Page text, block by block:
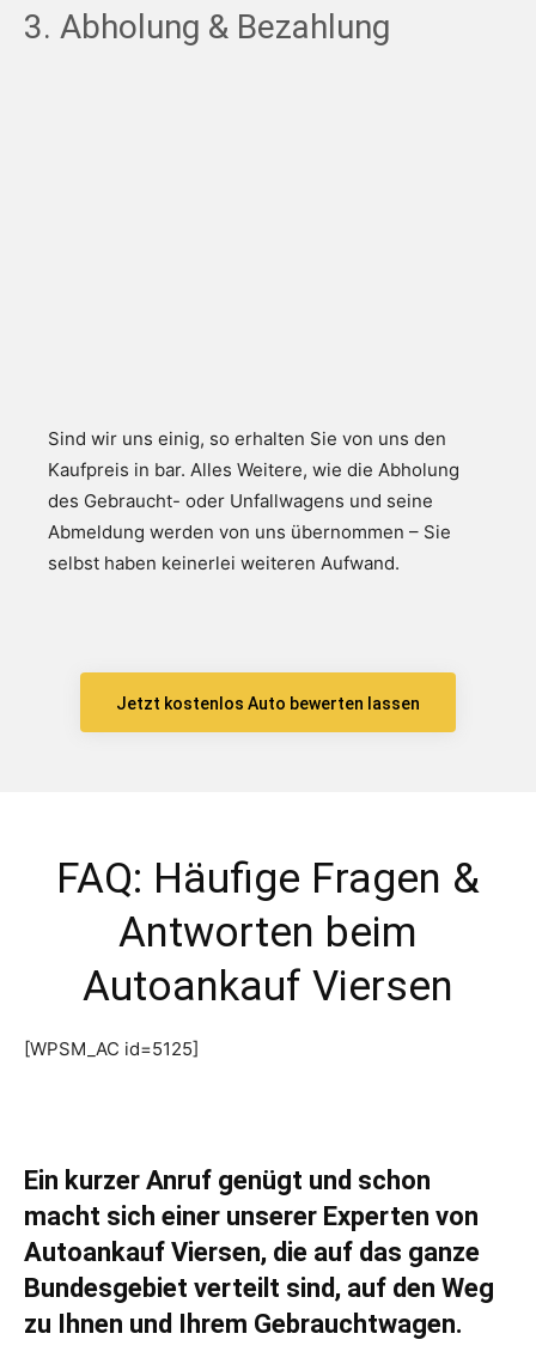
3. Abholung & Bezahlung
Sind wir uns einig, so erhalten Sie von uns den
Kaufpreis in bar. Alles Weitere, wie die Abholung
des Gebraucht- oder Unfallwagens und seine
Abmeldung werden von uns übernommen – Sie
selbst haben keinerlei weiteren Aufwand.
Jetzt kostenlos Auto bewerten lassen
FAQ: Häufige Fragen &
Antworten beim
Autoankauf Viersen
[WPSM_AC id=5125]
Ein kurzer Anruf genügt und schon
macht sich einer unserer Experten von
Autoankauf Viersen, die auf das ganze
Bundesgebiet verteilt sind, auf den Weg
zu Ihnen und Ihrem Gebrauchtwagen.